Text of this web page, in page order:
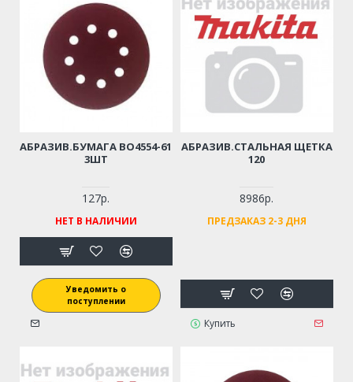
АБРАЗИВ.БУМАГА BO4554-61
3ШТ
127р.
НЕТ В НАЛИЧИИ
Уведомить о
поступлении
АБРАЗИВ.СТАЛЬНАЯ ЩЕТКА
120
8986р.
ПРЕДЗАКАЗ 2-3 ДНЯ
Купить